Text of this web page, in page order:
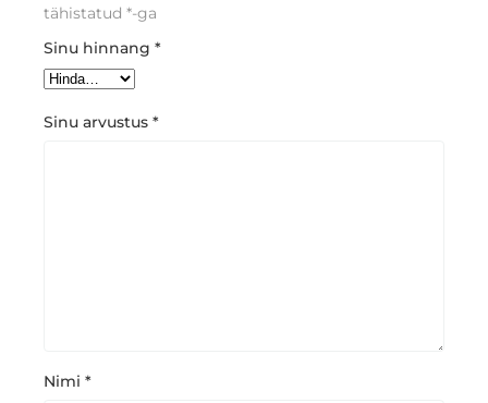
tähistatud *-ga
Sinu hinnang *
Sinu arvustus *
Nimi *